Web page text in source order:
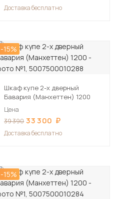
Доставка бесплатно
-15%
Шкаф купе 2-х дверный
Бавария (Манхеттен) 1200
Цена
39 390 33 300
Доставка бесплатно
-15%